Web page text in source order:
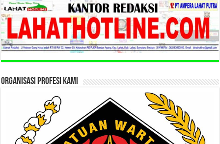
ORGANISASI PROFESI KAMI